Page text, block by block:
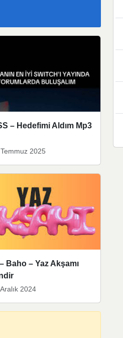
– Hedefimi Aldım Mp3
2025
Baho – Yaz Akşamı
2024